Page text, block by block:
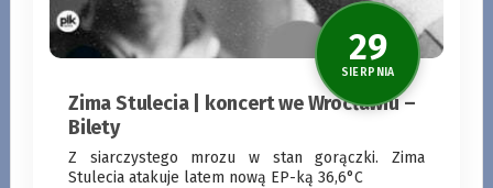
Zima Stulecia | koncert we Wrocławiu –
Bilety
Z siarczystego mrozu w stan gorączki. Zima
Stulecia atakuje latem nową EP-ką 36,6°C